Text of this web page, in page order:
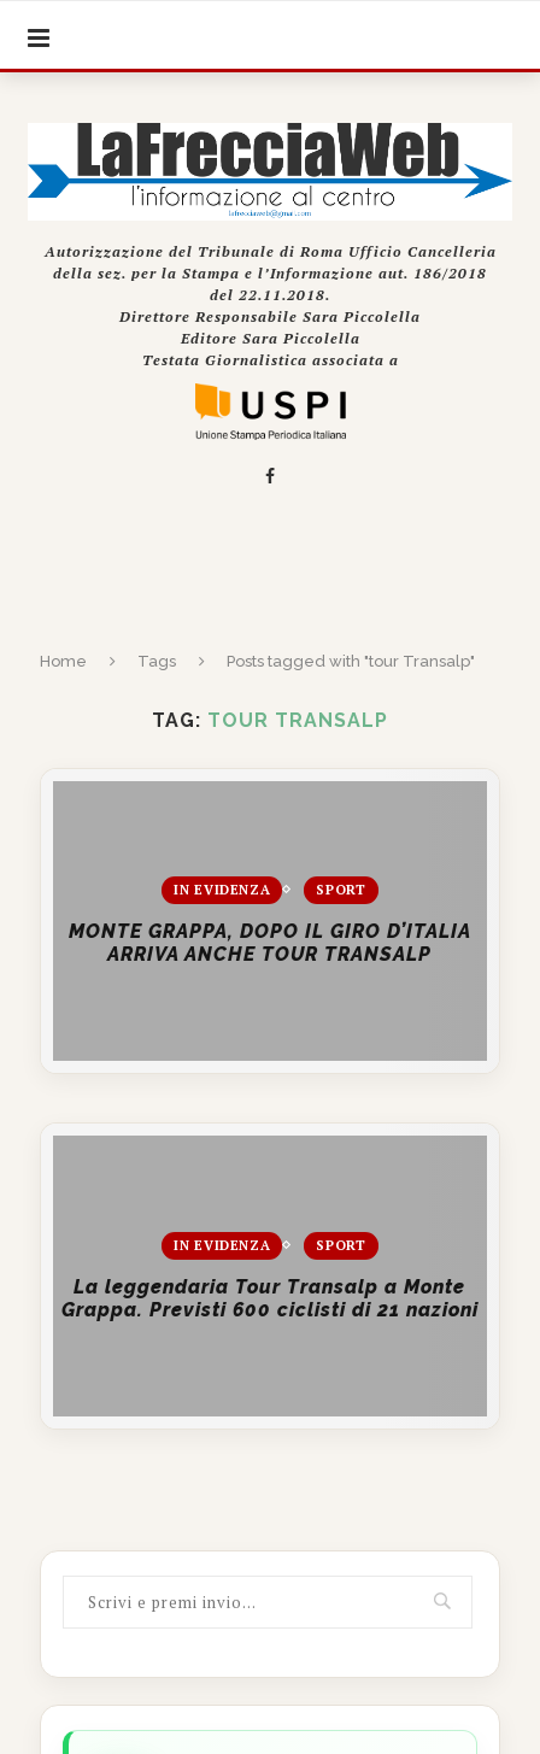
Autorizzazione del Tribunale di Roma Ufficio Cancelleria
della sez. per la Stampa e l’Informazione aut. 186/2018
del 22.11.2018.
Direttore Responsabile Sara Piccolella
Editore Sara Piccolella
Testata Giornalistica associata a
Home Tags Posts tagged with "tour Transalp"
TAG: TOUR TRANSALP
IN EVIDENZA SPORT
MONTE GRAPPA, DOPO IL GIRO D’ITALIA
ARRIVA ANCHE TOUR TRANSALP
IN EVIDENZA SPORT
La leggendaria Tour Transalp a Monte
Grappa. Previsti 600 ciclisti di 21 nazioni